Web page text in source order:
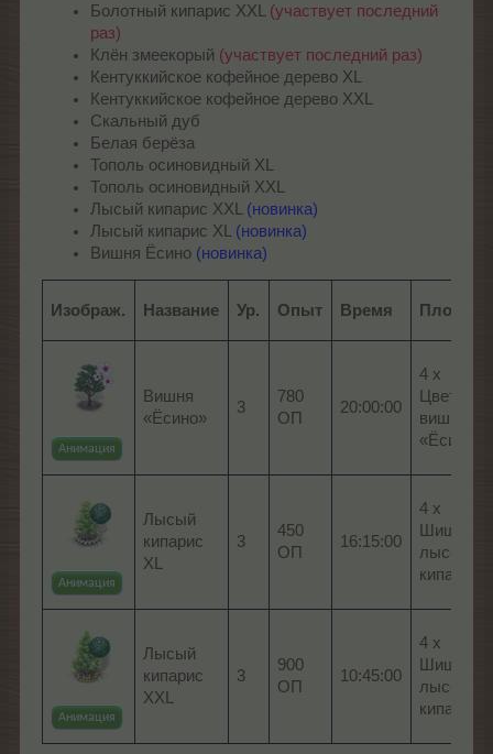
Болотный кипарис XXL (участвует последний
раз)
Клён змеекорый (участвует последний раз)
Кентуккийское кофейное дерево XL
Кентуккийское кофейное дерево XXL
Скальный дуб
Белая берёза
Тополь осиновидный XL
Тополь осиновидный XXL
Лысый кипарис XXL (новинка)
Лысый кипарис XL (новинка)
Вишня Ёсино (новинка)
Изображ. Название Ур. Опыт Время Плоды
Анимация
Вишня
«Ёсино»
3
780
ОП
20:00:00
4 x
Цветок
вишни
«Ёсино»
Анимация
Лысый
кипарис
XL
3
450
ОП
16:15:00
4 x
Шишка
лысого
кипариса
Анимация
Лысый
кипарис
XXL
3
900
ОП
10:45:00
4 x
Шишка
лысого
кипариса